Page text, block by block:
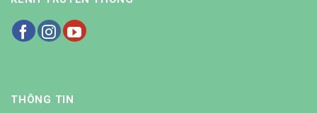
THÔNG TIN